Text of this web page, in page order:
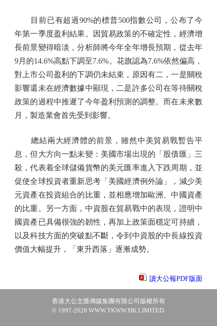
目前已有超過90%的標普500指數公司，公布了今
年第一季度盈利結果。因貿易政策的不確定性，經濟增
長前景變得暗淡，分析師將今年全年增長預期，從去年
9月的14.6%高點下調至7.6%。花旗認為7.6%依然偏高，
對上市公司盈利的下調仍未結束，原因有二，一是關稅
影響還未在經濟數據中顯現，二是許多公司在等待關稅
政策的過程中推遲了今年盈利預測的調整。而在未來數
月，製造業會首先受到影響。
總結兩大經濟體的前景，雖然中美貿易戰暫告平
息，但大方向一點未變：美國市場出現的「股債匯」三
殺，代表着全球儲備貨幣的美元匯率進入下跌周期，並
促使全球投資者重新思考「美國經濟例外論」，減少美
元資產在投資組合的比重，並相應增加歐洲、中國資產
的比重。另一方面，中資股在貿易戰中的表現，證明中
國資產已具備很強的韌性，再加上政策面穩定可持續，
以及科技方面的突破點不斷，令到中資股的中長線投資
價值大幅提升，「東升西落」逐漸成勢。
讀大公報PDF版面
香港大公文匯傳媒集團有限公司版權所有
© 1997-2026 WWW.TKWW.HK LIMITED.